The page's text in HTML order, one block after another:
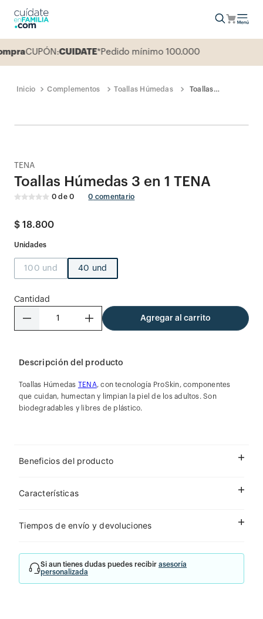
CUPÓN:CUIDATE*Pedido mínimo 100.000
Complementos Toallas Húmedas
Toallas
TENA
Toallas Húmedas 3 en 1 TENA
0 de0 0 comentario
$ 18.800
100 und 40 und
Cantidad
＋
－ Agregar al carrito
Descripción del producto
Toallas Húmedas TENA, con tecnología ProSkin, componentes
que cuidan, humectan y limpian la piel de los adultos. Son
biodegradables y libres de plástico.
Beneficios del producto
Características
Tiempos de envío y devoluciones
Si aun tienes dudas puedes recibir asesoría
personalizada